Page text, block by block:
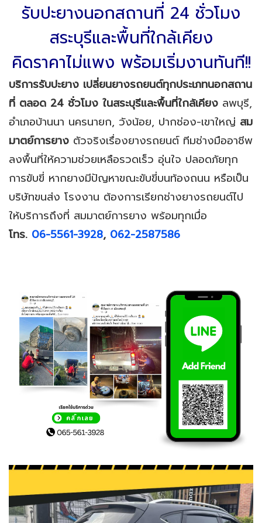
รับปะยางนอกสถานที่ 24 ชั่วโมง
สระบุรีและพื้นที่ใกล้เคียง
คิดราคาไม่แพง พร้อมเริ่มงานทันที!!
บริการรับปะยาง เปลี่ยนยางรถยนต์ทุกประเภทนอกสถาน
ที่ ตลอด 24 ชั่วโมง ในสระบุรีและพื้นที่ใกล้เคียง ลพบุรี,
อำเภอบ้านนา นครนายก, วังน้อย, ปากช่อง-เขาใหญ่ สม
มาตย์การยาง ตัวจริงเรื่องยางรถยนต์ ทีมช่างมืออาชีพ
ลงพื้นที่ให้ความช่วยเหลือรวดเร็ว อุ่นใจ ปลอดภัยทุก
การขับขี่ หากยางมีปัญหาขณะขับขี่บนท้องถนน หรือเป็น
บริษัทขนส่ง โรงงาน ต้องการเรียกช่างยางรถยนต์ไป
ให้บริการถึงที่ สมมาตย์การยาง พร้อมทุกเมื่อ
โทร. 06-5561-3928, 062-2587586